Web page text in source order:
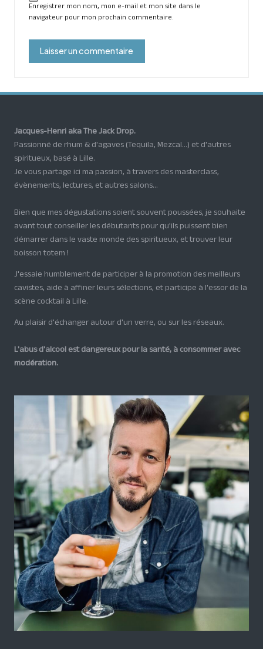
Enregistrer mon nom, mon e-mail et mon site dans le
navigateur pour mon prochain commentaire.
Jacques-Henri aka The Jack Drop.
Passionné de rhum & d'agaves (Tequila, Mezcal...) et d'autres
spiritueux, basé à Lille.
Je vous partage ici ma passion, à travers des masterclass,
évènements, lectures, et autres salons...
Bien que mes dégustations soient souvent poussées, je souhaite
avant tout conseiller les débutants pour qu'ils puissent bien
démarrer dans le vaste monde des spiritueux, et trouver leur
boisson totem !
J'essaie humblement de participer à la promotion des meilleurs
cavistes, aide à affiner leurs sélections, et participe à l'essor de la
scène cocktail à Lille.
Au plaisir d'échanger autour d'un verre, ou sur les réseaux.
L'abus d'alcool est dangereux pour la santé, à consommer avec
modération.